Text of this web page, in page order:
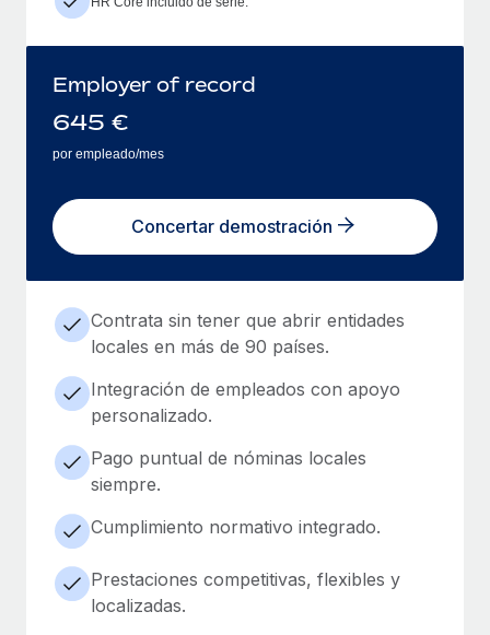
Employer of record
645 €
por empleado/mes
Concertar demostración
Contrata sin tener que abrir entidades
locales en más de 90 países.
Integración de empleados con apoyo
personalizado.
Pago puntual de nóminas locales
siempre.
Cumplimiento normativo integrado.
Prestaciones competitivas, flexibles y
localizadas.